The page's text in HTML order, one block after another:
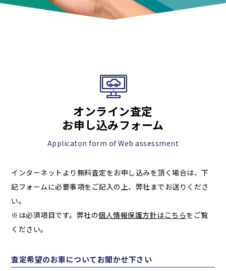
オンライン査定
お申し込みフォーム
Applicaton form of Web assessment
インターネットより無料査定をお申し込みを頂く場合は、下
記フォームに必要事項をご記入の上、弊社までお送りくださ
い。
※は必須項目です。弊社の個人情報保護方針はこちらをご覧
ください。
査定希望のお車についてお聞かせ下さい